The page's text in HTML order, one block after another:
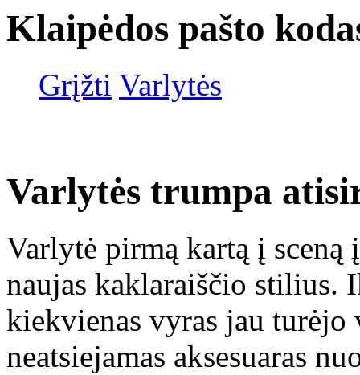
Klaipėdos pašto
Grįžti Varlytės
Varlytės trumpa
Varlytė pirmą kartą į sceną
naujas kaklaraiščio
kiekvienas vyras jau
neatsiejamas aksesuaras